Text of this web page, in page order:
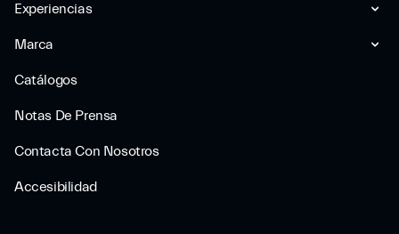
Experiencias
Marca
Catálogos
Notas De Prensa
Contacta Con Nosotros
Accesibilidad